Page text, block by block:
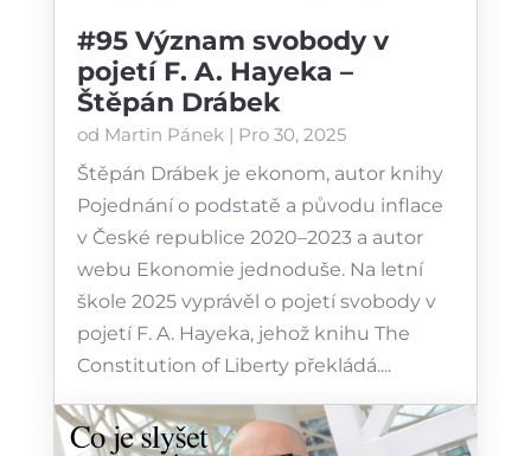
#95 Význam svobody v
pojetí F. A. Hayeka –
Štěpán Drábek
od Martin Pánek | Pro 30, 2025
Štěpán Drábek je ekonom, autor knihy
⁠Pojednání o podstatě a původu inflace
v České republice 2020–2023⁠ a autor
webu ⁠Ekonomie jednoduše⁠. Na letní
škole 2025 vyprávěl o pojetí svobody v
pojetí F. A. Hayeka, jehož knihu The
Constitution of Liberty překládá....